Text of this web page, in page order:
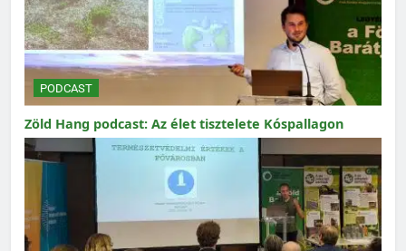
PODCAST
Zöld Hang podcast: Az élet tisztelete Kóspallagon